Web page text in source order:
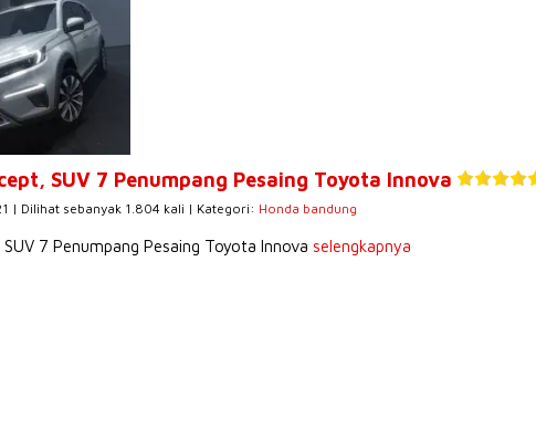
SUV 7 Penumpang Pesaing Toyota Innova
| Dilihat sebanyak 1.804 kali | Kategori: Honda bandung
7 Penumpang Pesaing Toyota Innova selengkapnya